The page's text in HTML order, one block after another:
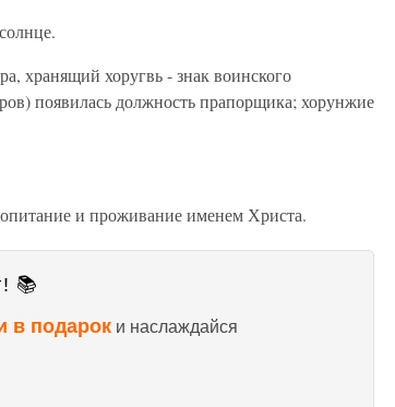
хранящий хоругвь - знак воинского
появилась должность прапорщика; хорунжие
и проживание именем Христа.
📚
в подарок и наслаждайся